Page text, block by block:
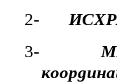
2-
3-